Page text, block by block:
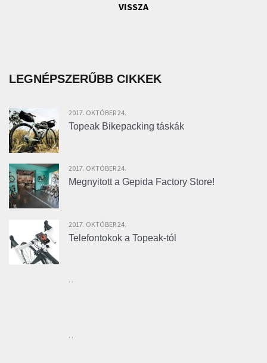
VISSZA
LEGNÉPSZERŰBB CIKKEK
2017. OKTÓBER 24.
Topeak Bikepacking táskák
2017. OKTÓBER 24.
Megnyitott a Gepida Factory Store!
2017. OKTÓBER 24.
Telefontokok a Topeak-tól
. .
. .